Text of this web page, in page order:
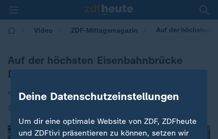
Video ZDF-Mittagsmagazin Auf der höchsten
Auf der höchsten Eisenbahnbrücke
Deutschlands
von Pamela Seidel
24.04.2026 | 12:00
Deine Datenschutzeinstellungen
Um dir eine optimale Website von ZDF, ZDFheute
und ZDFtivi präsentieren zu können, setzen wir